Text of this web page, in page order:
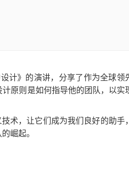
计》的演讲，分享了作为全球领
原则是如何指导他的团队，以实
术，让它们成为我们良好的助手，
崛起。